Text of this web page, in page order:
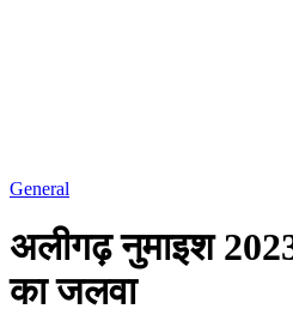
General
अलीगढ़ नुमाइश
का जलवा